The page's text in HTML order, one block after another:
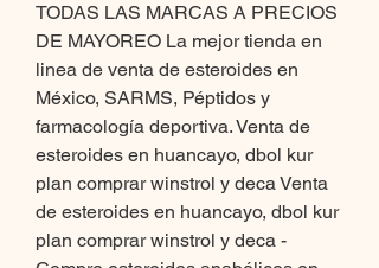
TODAS LAS MARCAS A PRECIOS
DE MAYOREO La mejor tienda en
linea de venta de esteroides en
México, SARMS, Péptidos y
farmacología deportiva. Venta de
esteroides en huancayo, dbol kur
plan comprar winstrol y deca Venta
de esteroides en huancayo, dbol kur
plan comprar winstrol y deca -